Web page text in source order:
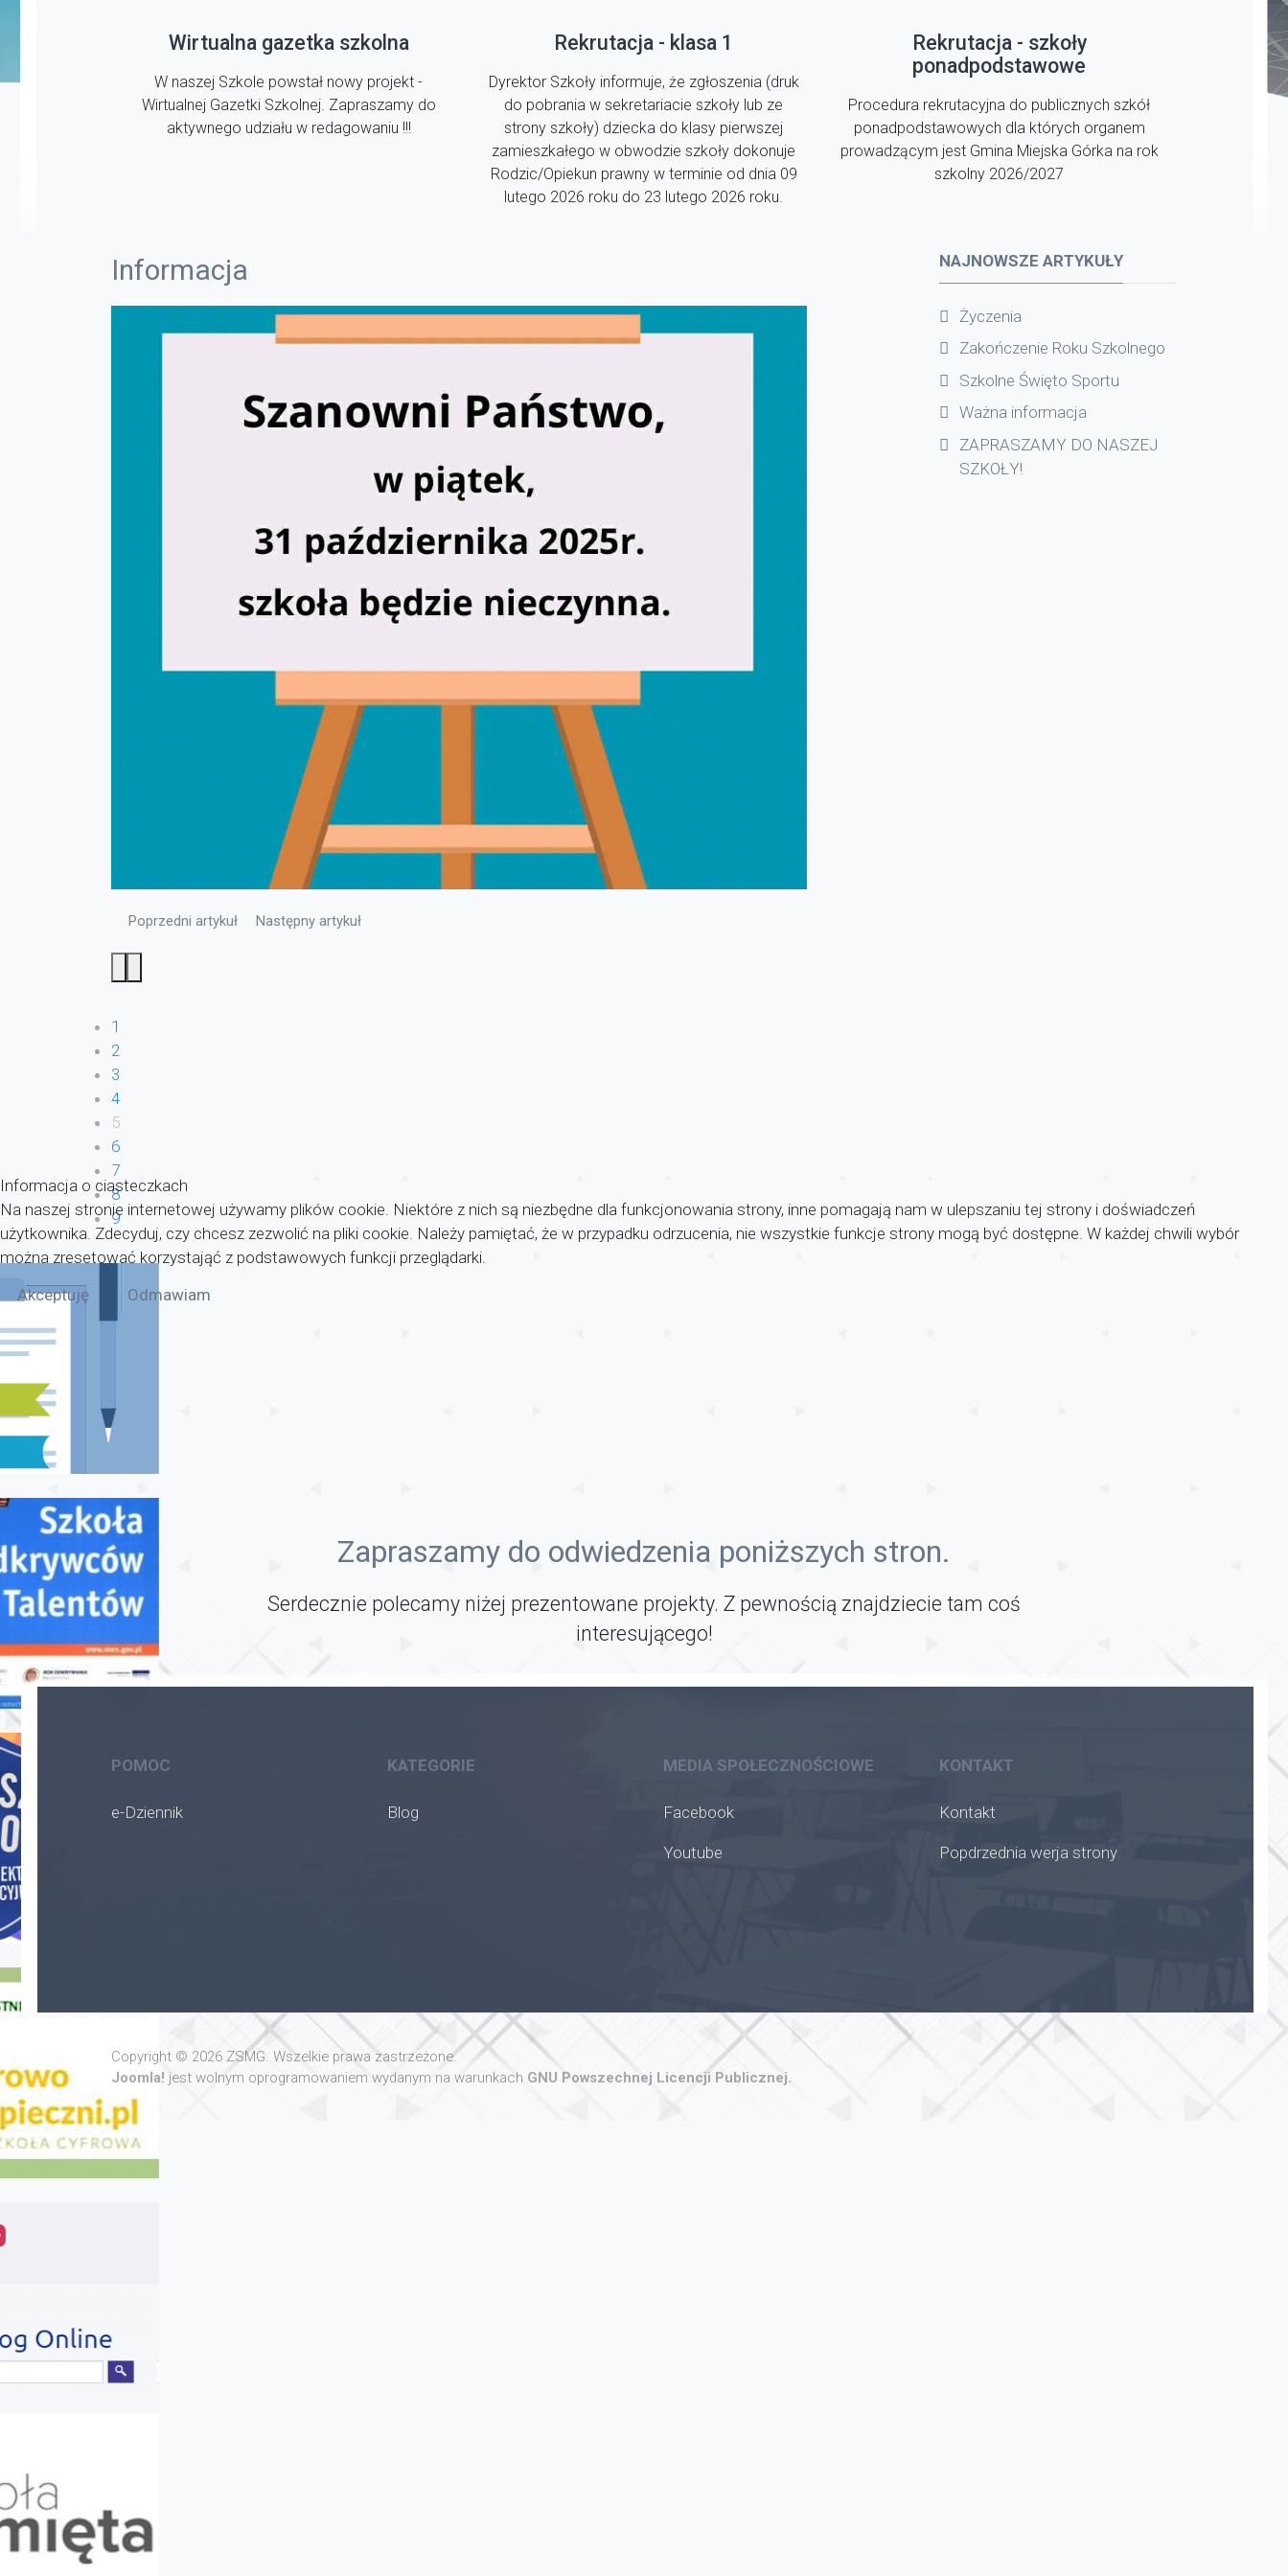
Wirtualna gazetka szkolna
W naszej Szkole powstał nowy projekt -
Wirtualnej Gazetki Szkolnej. Zapraszamy do
aktywnego udziału w redagowaniu !!!
Rekrutacja - klasa 1
Dyrektor Szkoły informuje, że zgłoszenia (druk
do pobrania w sekretariacie szkoły lub ze
strony szkoły) dziecka do klasy pierwszej
zamieszkałego w obwodzie szkoły dokonuje
Rodzic/Opiekun prawny w terminie od dnia 09
lutego 2026 roku do 23 lutego 2026 roku.
Rekrutacja - szkoły
ponadpodstawowe
Procedura rekrutacyjna do publicznych szkół
ponadpodstawowych dla których organem
prowadzącym jest Gmina Miejska Górka na rok
szkolny 2026/2027
Informacja
Poprzedni artykuł: INFORMACJA
Poprzedni artykuł Następny artykuł: Informacja
Następny artykuł
NAJNOWSZE ARTYKUŁY
Życzenia
Zakończenie Roku Szkolnego
Szkolne Święto Sportu
Ważna informacja
ZAPRASZAMY DO NASZEJ
SZKOŁY!
1
2
3
4
5
6
7
8
9
Zapraszamy do odwiedzenia poniższych stron.
Serdecznie polecamy niżej prezentowane projekty. Z pewnością znajdziecie tam coś
interesującego!
POMOC
e-Dziennik
KATEGORIE
Blog
MEDIA SPOŁECZNOŚCIOWE
Facebook
Youtube
KONTAKT
Kontakt
Popdrzednia werja strony
Copyright © 2026 ZSMG. Wszelkie prawa zastrzeżone.
Joomla! jest wolnym oprogramowaniem wydanym na warunkach GNU Powszechnej Licencji Publicznej.
Informacja o ciasteczkach
Na naszej stronie internetowej używamy plików cookie. Niektóre z nich są niezbędne dla funkcjonowania strony, inne pomagają nam w ulepszaniu tej strony i doświadczeń
użytkownika. Zdecyduj, czy chcesz zezwolić na pliki cookie. Należy pamiętać, że w przypadku odrzucenia, nie wszystkie funkcje strony mogą być dostępne. W każdej chwili wybór
można zresetować korzystająć z podstawowych funkcji przeglądarki.
Akceptuję
Odmawiam